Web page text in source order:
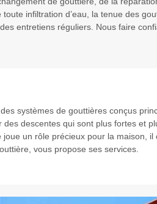
infiltration d’eau, la tenue des
entretiens réguliers. Nous faire
systèmes de gouttières conçus
descentes qui sont plus fortes et
un rôle précieux pour la maison,
vous propose ses services.